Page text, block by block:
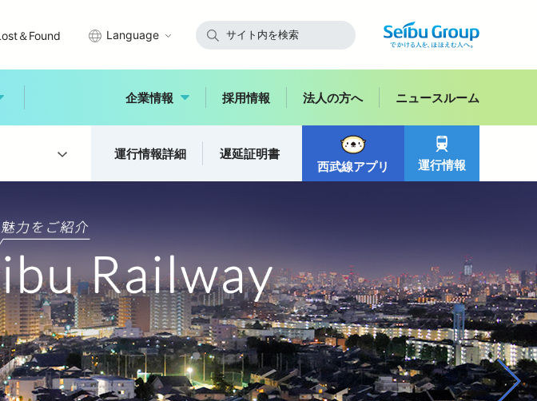
＆Found Language
ま・
ひばりヶ丘 入間市
所沢 玉川上水
入間・狭山
体験 食事 スイーツ
花
歴史 文化 ハイキング バス
ーン
おトクなきっぷ
バリアフリー情報
お子さま連れのお客さま・
妊娠中のお客さま
大規模地震への備え 介助事前受付サービス
企業情報
ステナビリティアクション
武グループの沿線施設
式アカウント一覧
採用情報 法人の方へ ニュースルーム
豊島線
国分寺線 多摩湖線
運行情報詳細 遅延証明書
西武線アプリ 運行情報
じる